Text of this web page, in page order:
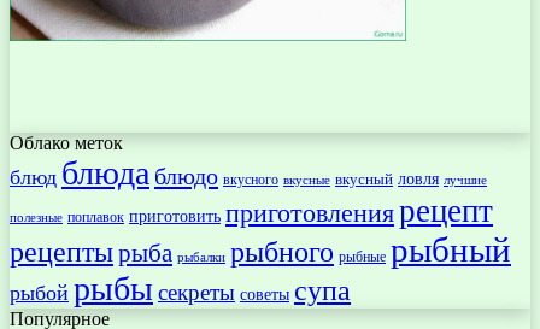
Облако меток
блюд блюда блюдо вкусного вкусные вкусный ловля лучшие
полезные поплавок приготовить приготовлениярецепт
рецептырыба рыбалки рыбного рыбные рыбный
рыбой рыбысекреты советы супа
Популярное